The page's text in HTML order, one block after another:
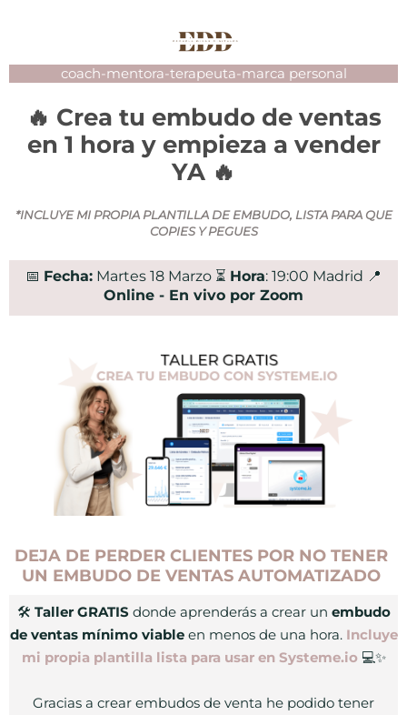
coach-mentora-terapeuta-marca personal
🔥 Crea tu embudo de ventas
en 1 hora y empieza a vender
YA 🔥
*INCLUYE MI PROPIA PLANTILLA DE EMBUDO, LISTA PARA QUE
COPIES Y PEGUES
📅 Fecha: Martes 18 Marzo ⏳ Hora: 19:00 Madrid 📍
Online - En vivo por Zoom
DEJA DE PERDER CLIENTES POR NO TENER
UN EMBUDO DE VENTAS AUTOMATIZADO
🛠️ Taller GRATIS donde aprenderás a crear un embudo
de ventas mínimo viableen menos de una hora. Incluye
mi propia plantilla lista para usar en Systeme.io 💻✨
Gracias a crear embudos de venta he podido tener